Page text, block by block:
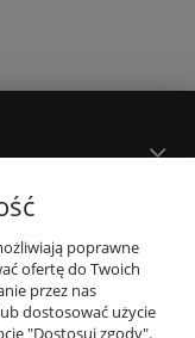
poprawne
ofertę do Twoich
przez nas
dostosować użycie
"Dostosuj zgody".